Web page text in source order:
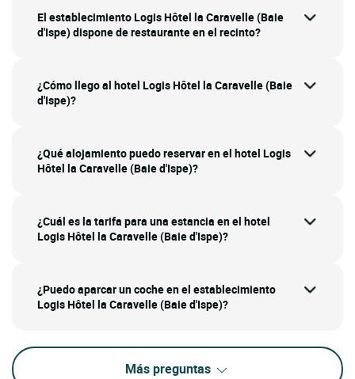
El establecimiento Logis Hôtel la Caravelle (Baie
d'Ispe) dispone de restaurante en el recinto?
¿Cómo llego al hotel Logis Hôtel la Caravelle (Baie
d'Ispe)?
¿Qué alojamiento puedo reservar en el hotel Logis
Hôtel la Caravelle (Baie d'Ispe)?
¿Cuál es la tarifa para una estancia en el hotel
Logis Hôtel la Caravelle (Baie d'Ispe)?
¿Puedo aparcar un coche en el establecimiento
Logis Hôtel la Caravelle (Baie d'Ispe)?
Más preguntas